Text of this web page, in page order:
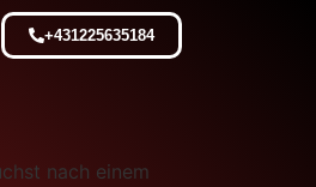
+431225635184
nach einem